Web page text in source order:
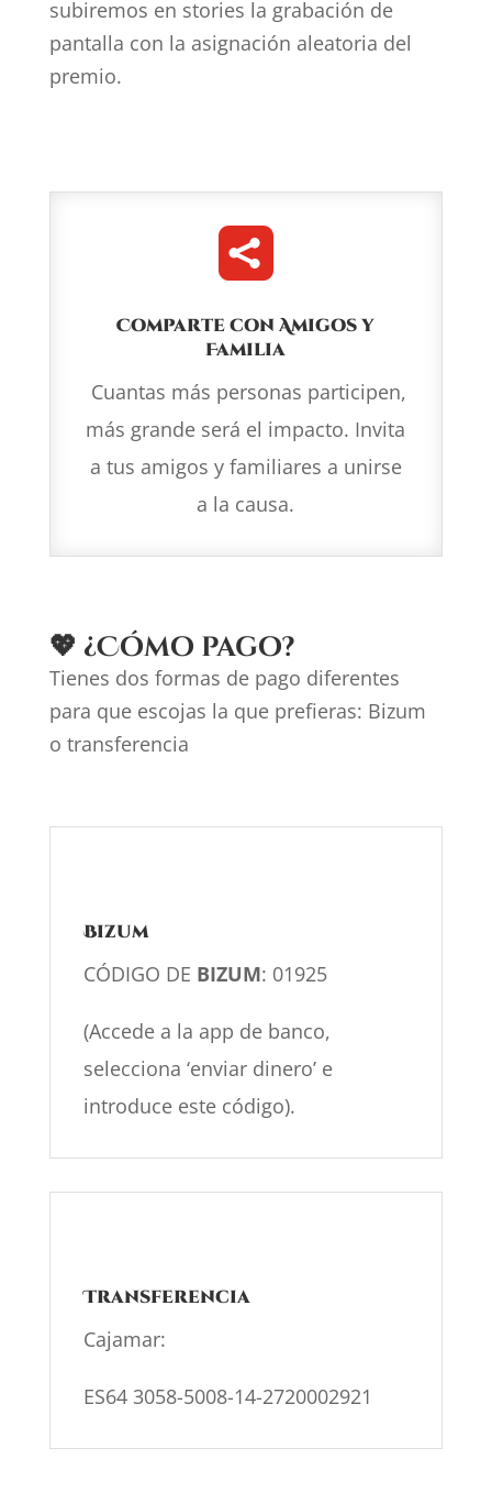
subiremos en stories la grabación de
pantalla con la asignación aleatoria del
premio.

Comparte con Amigos y
Familia
Cuantas más personas participen,
más grande será el impacto. Invita
a tus amigos y familiares a unirse
a la causa.
💖 ¿Cómo pago?
Tienes dos formas de pago diferentes
para que escojas la que prefieras: Bizum
o transferencia
Bizum
CÓDIGO DE BIZUM: 01925
(Accede a la app de banco,
selecciona ‘enviar dinero’ e
introduce este código).
Transferencia
Cajamar:
ES64 3058-5008-14-2720002921